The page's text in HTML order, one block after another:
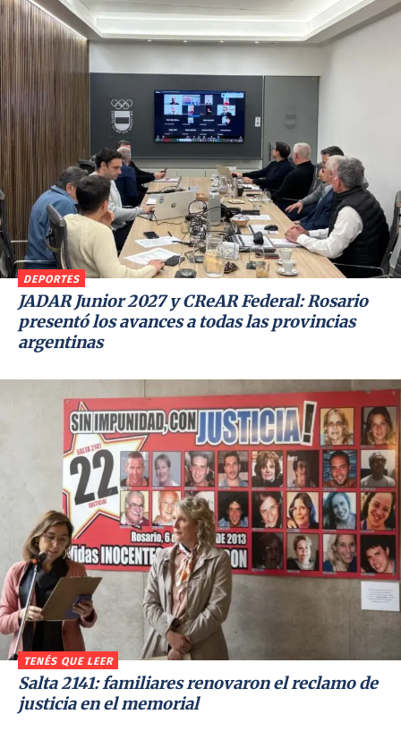
DEPORTES
JADAR Junior 2027 y CReAR Federal: Rosario
presentó los avances a todas las provincias
argentinas
TENÉS QUE LEER
Salta 2141: familiares renovaron el reclamo de
justicia en el memorial